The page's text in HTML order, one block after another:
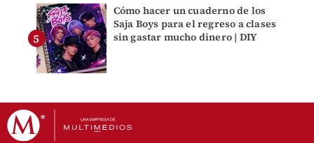
Cómo hacer un cuaderno de los
Saja Boys para el regreso a clases
sin gastar mucho dinero | DIY